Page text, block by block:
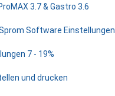
3.7 & Gastro 3.6
Software Einstellungen
7 - 19%
und drucken